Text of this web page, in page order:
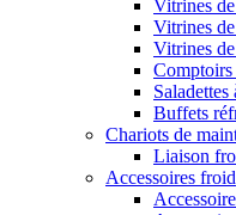
Vitrines
Vitrines
Vitrines
Saladettes
Buffets
Chariots de
Liaison
Accessoires froid